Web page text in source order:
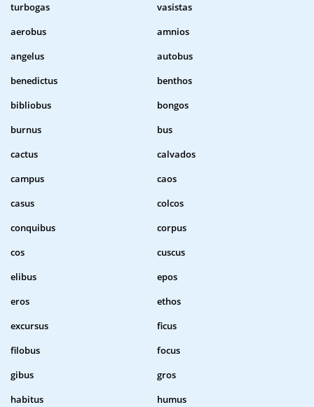
turbogas
vasistas
aerobus
amnios
angelus
autobus
benedictus
benthos
bibliobus
bongos
burnus
bus
cactus
calvados
campus
caos
casus
colcos
conquibus
corpus
cos
cuscus
elibus
epos
eros
ethos
excursus
ficus
filobus
focus
gibus
gros
habitus
humus